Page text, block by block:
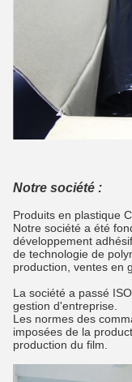
Notre société :
Produits en plastique
Notre société a été
développement
de technologie de
production, ventes en
La société a passé
gestion d'entreprise.
Les normes des
imposées de la
production du film.